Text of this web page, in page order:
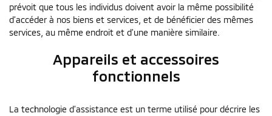
prévoit que tous les individus doivent avoir la même possibilité
d’accéder à nos biens et services, et de bénéficier des mêmes
services, au même endroit et d’une manière similaire.
Appareils et accessoires
fonctionnels
La technologie d’assistance est un terme utilisé pour décrire les